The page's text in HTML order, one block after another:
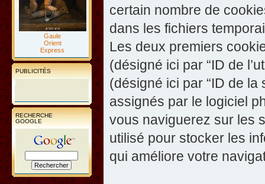
Gaule
Orient
Express
PUBLICITÉS
RECHERCHE
GOOGLE
certain nombre de
dans les fichiers
Les deux premiers
(désigné ici par “ID de
(désigné ici par “ID de
assignés par le logiciel
vous naviguerez sur les
utilisé pour stocker les
qui améliore votre